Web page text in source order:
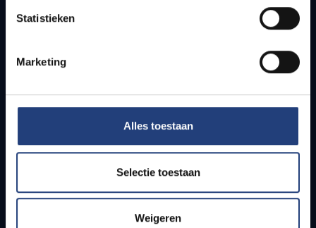
Statistieken
Marketing
Alles toestaan
Selectie toestaan
Weigeren
Bereikbaarheid
Studenten
PhD-studenten
Leerkrachten en secundaire scholen